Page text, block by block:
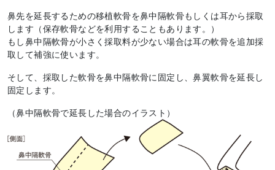
鼻先を延長するための移植軟骨を鼻中隔軟骨もしくは耳から採取
します（保存軟骨などを利用することもあります。）
もし鼻中隔軟骨が小さく採取料が少ない場合は耳の軟骨を追加採
取して補強に使います。
そして、採取した軟骨を鼻中隔軟骨に固定し、鼻翼軟骨を延長し
固定します。
（鼻中隔軟骨で延長した場合のイラスト）